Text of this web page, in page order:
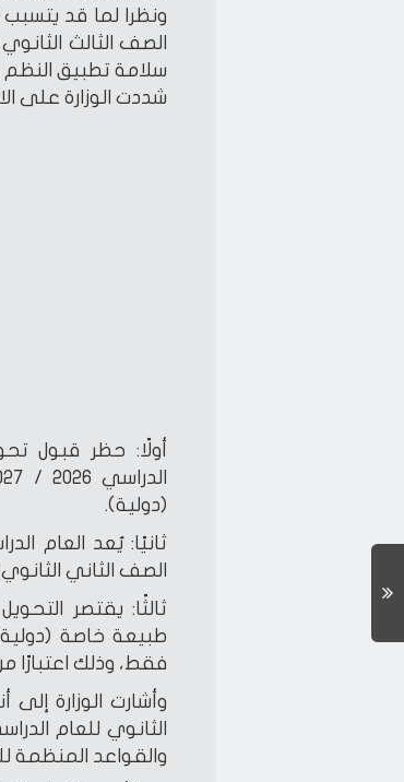
ونظرا لما قد يتسبب
الصف الثالث
سلامة تطبيق النظم
شددت الوزارة على
أولًا: حظر قبول
(دولية).
الصف الثاني
ثالثًا: يقتصر
طبيعة خاصة
فقط، وذلك اعتبارًا من
وأشارت الوزارة
والقواعد المنظمة